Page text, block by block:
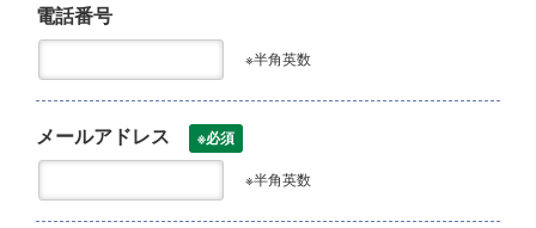
電話番号
※半角英数
メールアドレス ※必須
※半角英数